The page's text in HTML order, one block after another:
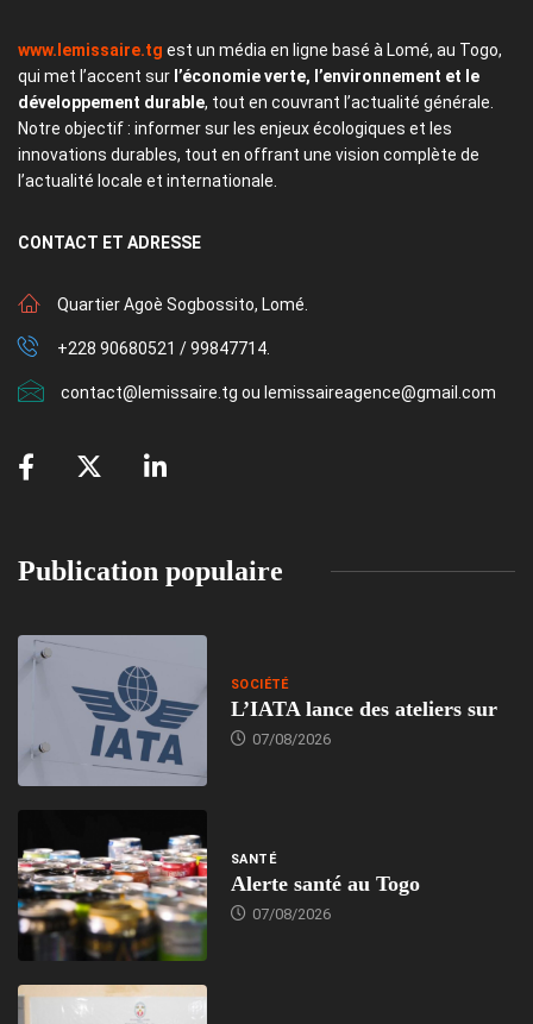
www.lemissaire.tg est un média en ligne basé à Lomé, au Togo,
qui met l’accent sur l’économie verte, l’environnement et le
développement durable, tout en couvrant l’actualité générale.
Notre objectif : informer sur les enjeux écologiques et les
innovations durables, tout en offrant une vision complète de
l’actualité locale et internationale.
CONTACT ET ADRESSE
Quartier Agoè Sogbossito, Lomé.
+228 90680521 / 99847714.
contact@lemissaire.tg ou lemissaireagence@gmail.com
Publication populaire
SOCIÉTÉ
L’IATA lance des ateliers sur
07/08/2026
SANTÉ
Alerte santé au Togo
07/08/2026